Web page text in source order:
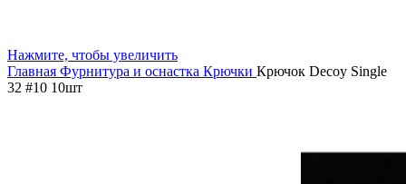
Нажмите, чтобы увеличить
Главная Фурнитура и оснастка Крючки Крючок Decoy Single
32 #10 10шт